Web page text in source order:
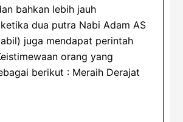
bahkan lebih jauh
dua putra Nabi Adam AS
juga mendapat perintah
orang yang
berikut : Meraih Derajat